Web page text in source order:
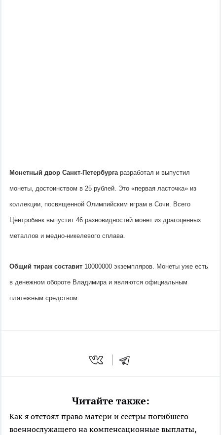
Монетный двор Санкт-Петербурга разработал и выпустил
монеты, достоинством в 25 рублей. Это «первая ласточка» из
коллекции, посвященной Олимпийским играм в Сочи. Всего
Центробанк выпустит 46 разновидностей монет из драгоценных
металлов и медно-никелевого сплава.
Общий тираж составит 10000000 экземпляров. Монеты уже есть
в денежном обороте Владимира и являются официальным
платежным средством.
Читайте также:
Как я отстоял право матери и сестры погибшего
военнослужащего на компенсационные выплаты,